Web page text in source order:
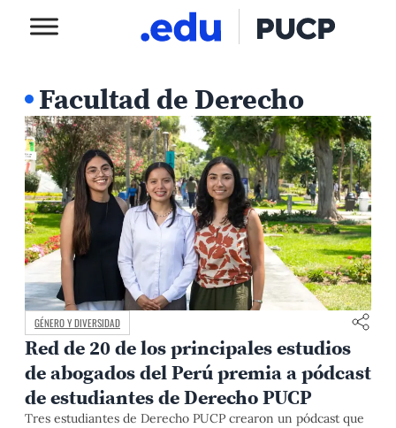
Facultad de Derecho
GÉNERO Y DIVERSIDAD
Red de 20 de los principales estudios
de abogados del Perú premia a pódcast
de estudiantes de Derecho PUCP
Tres estudiantes de Derecho PUCP crearon un pódcast que